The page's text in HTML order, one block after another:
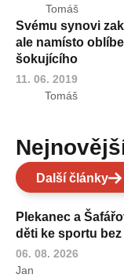
Tomáš
Svému synovi
ale namísto
šokujícího
11. 06. 2019
Tomáš
Další články
Plekanec a
děti ke sportu
06. 08. 2026
Jan